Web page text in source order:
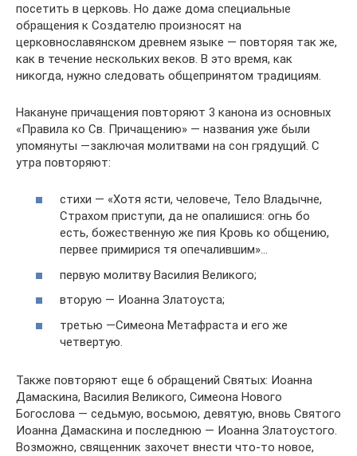
посетить в церковь. Но даже дома специальные
обращения к Создателю произносят на
церковнославянском древнем языке — повторяя так же,
как в течение нескольких веков. В это время, как
никогда, нужно следовать общепринятом традициям.
Накануне причащения повторяют 3 канона из основных
«Правила ко Св. Причащению» — названия уже были
упомянуты —заключая молитвами на сон грядущий. С
утра повторяют:
стихи — «Хотя ясти, человече, Тело Владычне,
Страхом приступи, да не опалишися: огнь бо
есть, божественную же пия Кровь ко общению,
первее примирися тя опечалившим»…
первую молитву Василия Великого;
вторую — Иоанна Златоуста;
третью —Симеона Метафраста и его же
четвертую.
Также повторяют еще 6 обращений Святых: Иоанна
Дамаскина, Василия Великого, Симеона Нового
Богослова — седьмую, восьмою, девятую, вновь Святого
Иоанна Дамаскина и последнюю — Иоанна Златоустого.
Возможно, священник захочет внести что-то новое,